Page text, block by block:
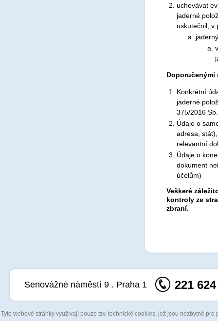
uchovávat
jaderné
uskutečnil, v
Konkrétní
jaderné
375/2016
Údaje o
adresa,
relevantní
Údaje o
dokument
účelům)
Veškeré
kontroly ze
zbraní.
Senovážné náměstí 9 . Praha 1 221
Tyto webové stránky využívají pouze tzv. technické cookies, jež jsou nezbytné